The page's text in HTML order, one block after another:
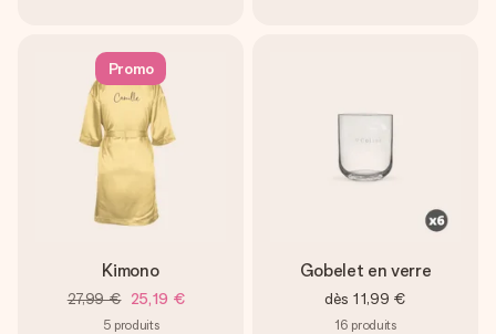
Promo
Kimono
27,99 € 25,19 €
5 produits
Gobelet en verre
dès 11,99 €
16 produits